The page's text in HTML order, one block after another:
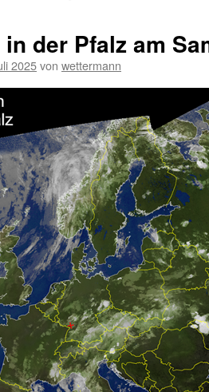
der Pfalz am
2025von wettermann